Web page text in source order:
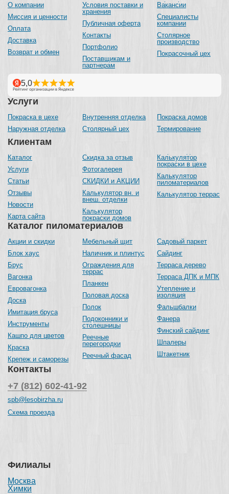
О компании
Миссия и ценности
Оплата
Доставка
Возврат и обмен
Условия поставки и
хранения
Публичная оферта
Контакты
Портфолио
Поставщикам и
партнерам
Вакансии
Специалисты
компании
Столярное
производство
Покрасочный цех
Каталог пиломатериалов
Акции и скидки
Блок хаус
Брус
Вагонка
Евровагонка
Доска
Имитация бруса
Инструменты
Кашпо для цветов
Краска
Крепеж и саморезы
Мебельный щит
Наличник и плинтус
Ограждения для
террас
Планкен
Половая доска
Полок
Подоконники и
столешницы
Реечные
перегородки
Реечный фасад
Садовый паркет
Сайдинг
Терраса дерево
Терраса ДПК и МПК
Утепление и
изоляция
Фальшбалки
Фанера
Финский сайдинг
Шпалеры
Штакетник
Услуги
Покраска в цехе
Наружная отделка
Внутренняя отделка
Столярный цех
Покраска домов
Термирование
Клиентам
Каталог
Услуги
Статьи
Отзывы
Новости
Карта сайта
Скидка за отзыв
Фотогалерея
СКИДКИ и АКЦИИ
Калькулятор вн. и
внеш. отделки
Калькулятор
покраски домов
Калькулятор
покраски в цехе
Калькулятор
пиломатериалов
Калькулятор террас
Контакты
+7 (812) 602-41-92
spb@lesobirzha.ru
Схема проезда
Филиалы
Москва
Химки